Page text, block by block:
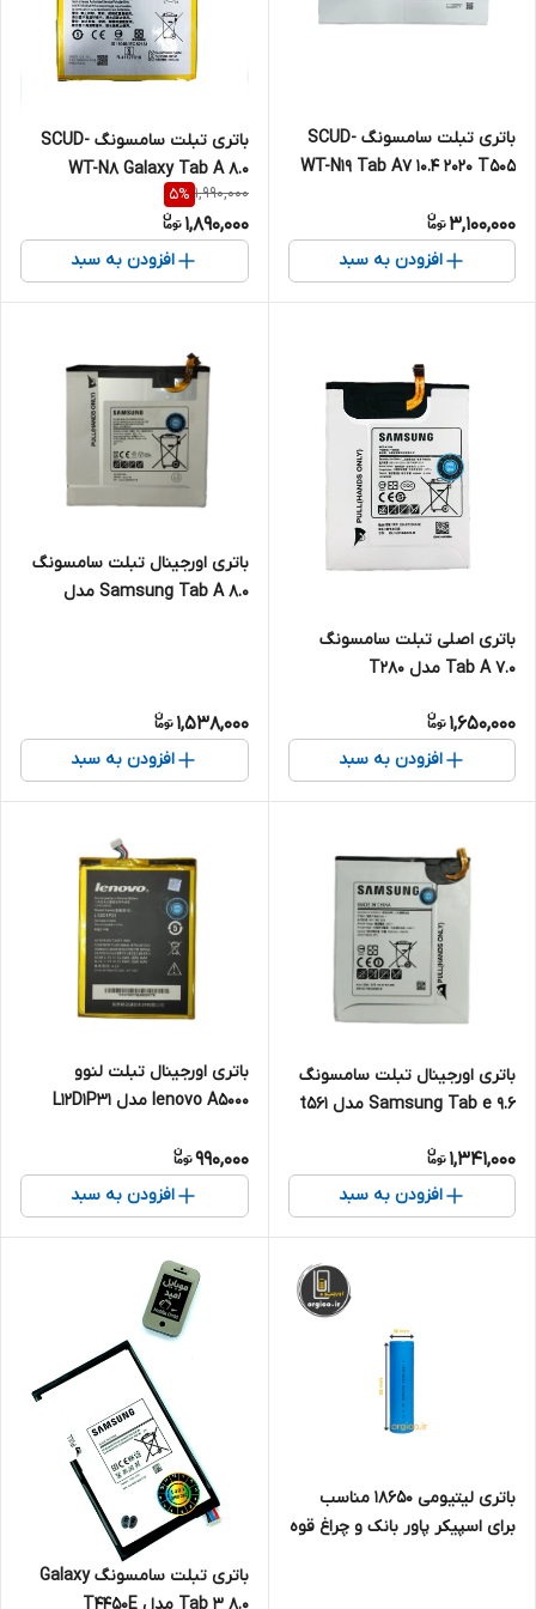
باتری تبلت سامسونگ SCUD-
WT-N19 Tab A7 10.4 2020 T505
3,100,000
افزودن به سبد
باتری تبلت سامسونگ SCUD-
WT-N8 Galaxy Tab A 8.0
1,990,000
5%
1,890,000
افزودن به سبد
باتری اصلی تبلت سامسونگ
Tab A 7.0 مدل T280
1,650,000
افزودن به سبد
باتری اورجینال تبلت سامسونگ
Samsung Tab A 8.0 مدل
1,538,000
افزودن به سبد
باتری اورجینال تبلت سامسونگ
Samsung Tab e 9.6 مدل t561
1,341,000
افزودن به سبد
باتری اورجینال تبلت لنوو
lenovo A5000 مدل L12D1P31
990,000
افزودن به سبد
باتری لیتیومی 18650 مناسب
برای اسپیکر پاور بانک و چراغ قوه
باتری تبلت سامسونگ Galaxy